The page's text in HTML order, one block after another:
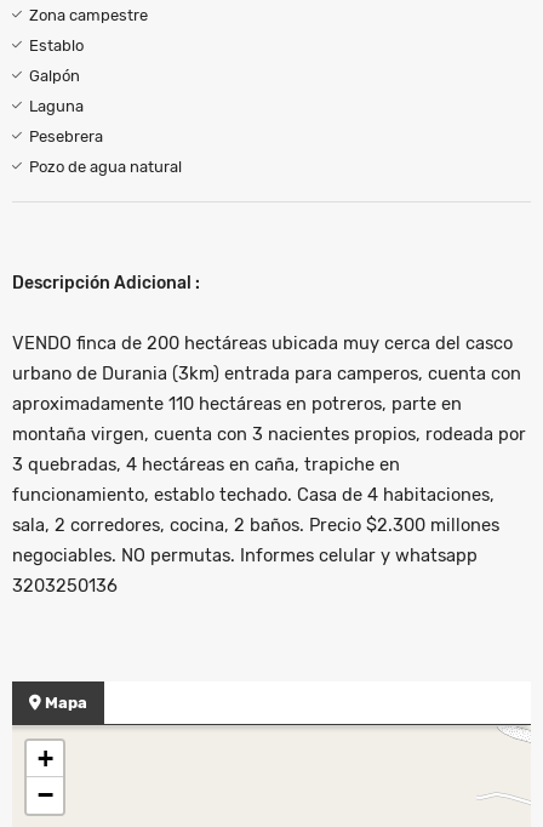
Zona campestre
Establo
Galpón
Laguna
Pesebrera
Pozo de agua natural
Descripción Adicional :
VENDO finca de 200 hectáreas ubicada muy cerca del casco
urbano de Durania (3km) entrada para camperos, cuenta con
aproximadamente 110 hectáreas en potreros, parte en
montaña virgen, cuenta con 3 nacientes propios, rodeada por
3 quebradas, 4 hectáreas en caña, trapiche en
funcionamiento, establo techado. Casa de 4 habitaciones,
sala, 2 corredores, cocina, 2 baños. Precio $2.300 millones
negociables. NO permutas. Informes celular y whatsapp
3203250136
Mapa
+
−